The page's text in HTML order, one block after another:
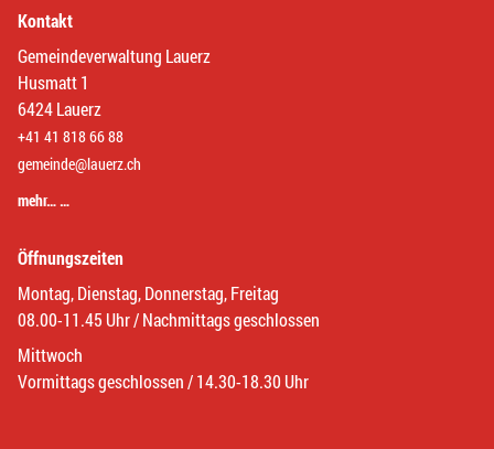
Kontakt
Gemeindeverwaltung Lauerz
Husmatt 1
6424 Lauerz
+41 41 818 66 88
gemeinde@lauerz.ch
mehr… …
Öffnungszeiten
Montag, Dienstag, Donnerstag, Freitag
08.00-11.45 Uhr / Nachmittags geschlossen
Mittwoch
Vormittags geschlossen / 14.30-18.30 Uhr